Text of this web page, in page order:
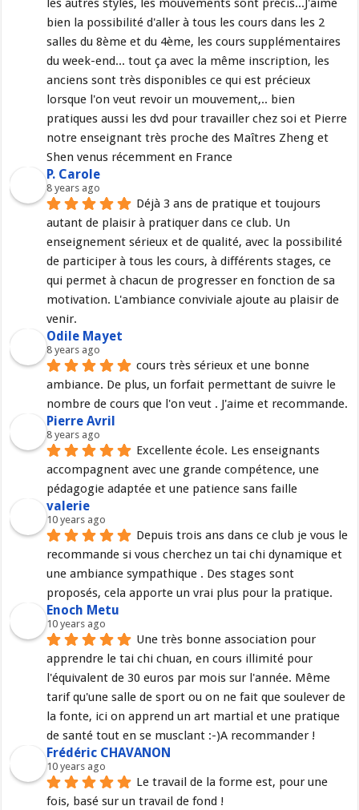
les autres styles, les mouvements sont précis...J'aime
bien la possibilité d'aller à tous les cours dans les 2
salles du 8ème et du 4ème, les cours supplémentaires
du week-end... tout ça avec la même inscription, les
anciens sont très disponibles ce qui est précieux
lorsque l'on veut revoir un mouvement,.. bien
pratiques aussi les dvd pour travailler chez soi et Pierre
notre enseignant très proche des Maîtres Zheng et
Shen venus récemment en France
P. Carole
8 years ago
Déjà 3 ans de pratique et toujours
autant de plaisir à pratiquer dans ce club. Un
enseignement sérieux et de qualité, avec la possibilité
de participer à tous les cours, à différents stages, ce
qui permet à chacun de progresser en fonction de sa
motivation. L'ambiance conviviale ajoute au plaisir de
venir.
Odile Mayet
8 years ago
cours très sérieux et une bonne
ambiance. De plus, un forfait permettant de suivre le
nombre de cours que l'on veut . J'aime et recommande.
Pierre Avril
8 years ago
Excellente école. Les enseignants
accompagnent avec une grande compétence, une
pédagogie adaptée et une patience sans faille
valerie
10 years ago
Depuis trois ans dans ce club je vous le
recommande si vous cherchez un tai chi dynamique et
une ambiance sympathique . Des stages sont
proposés, cela apporte un vrai plus pour la pratique.
Enoch Metu
10 years ago
Une très bonne association pour
apprendre le tai chi chuan, en cours illimité pour
l'équivalent de 30 euros par mois sur l'année. Même
tarif qu'une salle de sport ou on ne fait que soulever de
la fonte, ici on apprend un art martial et une pratique
de santé tout en se musclant :-)A recommander !
Frédéric CHAVANON
10 years ago
Le travail de la forme est, pour une
fois, basé sur un travail de fond !